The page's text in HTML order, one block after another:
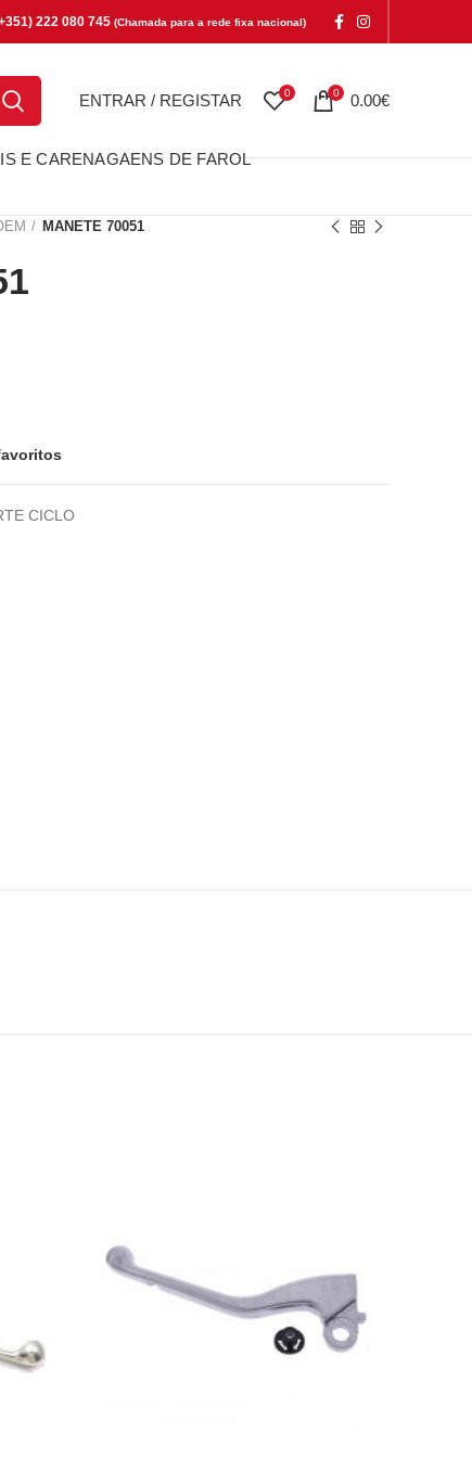
222 080 745 (Chamada para a rede fixa nacional)
ENTRAR / REGISTAR 0 0 0.00€
E CARENAGAENS DE FAROL
MANETE 70051
CICLO